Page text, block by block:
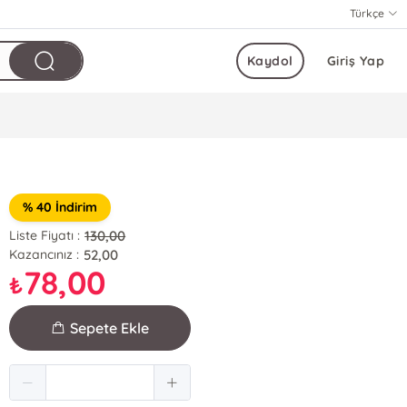
Türkçe
Giriş Yap
Kaydol
% 40 İndirim
Liste Fiyatı : 130,00
Kazancınız : 52,00
₺78,00
Sepete Ekle